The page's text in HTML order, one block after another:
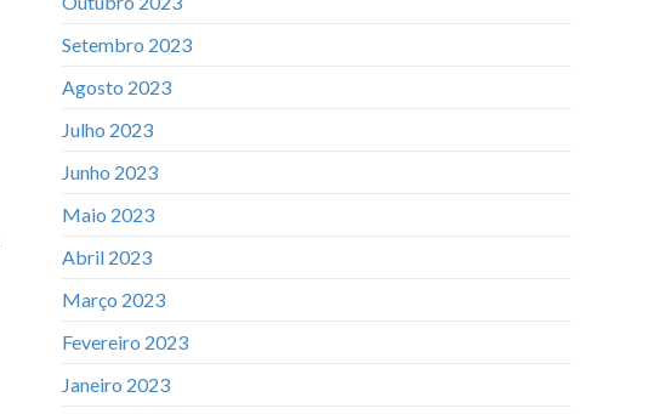
Setembro 2023
Agosto 2023
Julho 2023
Junho 2023
Maio 2023
Abril 2023
Março 2023
Fevereiro 2023
Janeiro 2023